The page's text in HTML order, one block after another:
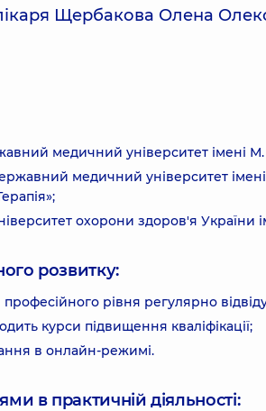
Щербакова Олена
медичний університет імені М.
медичний університет
охорони здоров'я України
розвитку:
рівня регулярно
курси підвищення кваліфікації;
в онлайн-режимі.
в практичній діяльності: